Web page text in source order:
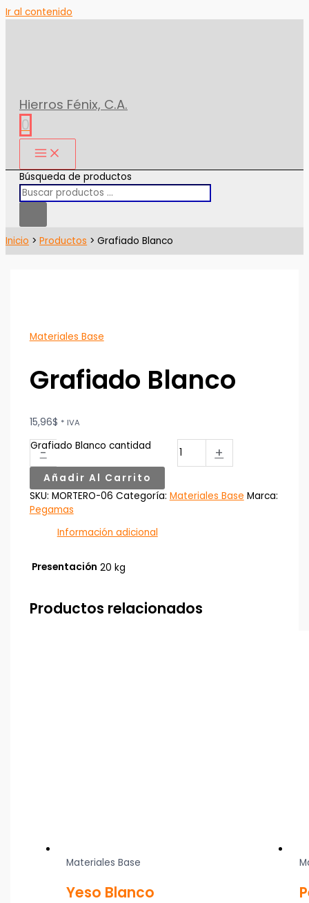
Ir al contenido
Hierros Fénix, C.A.
0
Búsqueda de productos
Inicio Productos Grafiado Blanco
Materiales Base
Grafiado Blanco
15,96$ * IVA
-
Grafiado Blanco cantidad +
Añadir Al Carrito
SKU: MORTERO-06 Categoría: Materiales Base Marca:
Pegamas
Información adicional
Presentación 20 kg
Productos relacionados
Materiales Base
Yeso Blanco